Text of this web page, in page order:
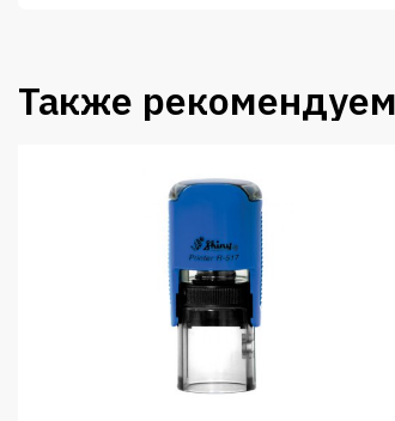
Также